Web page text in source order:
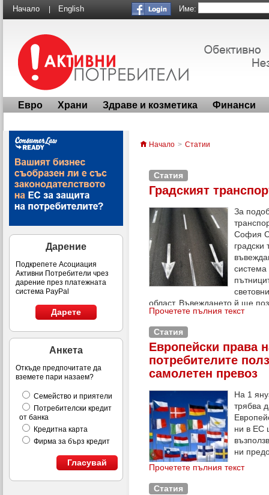
Начало English Име:
Евро Храни Здраве и козметика Финанси
Дарение
Подкрепете Асоциация
Активни Потребители чрез
дарение през платежната
система PayPal
Дарете
Анкета
Откъде предпочитате да
вземете пари назаем?
Семейство и приятели
Потребителски кредит
от банка
Кредитна карта
Фирма за бърз кредит
Гласувай
Начало > Статии
Статия
Градският
За
София
градски
система
област. Въвеждането й ще
според пропътуваното
Прочетете пълния текст
Статия
Европейски права
потребителите
самолетен превоз
На 1
трябва
ни в ЕС
ни
запознаем с основните
Прочетете пълния текст
Статия